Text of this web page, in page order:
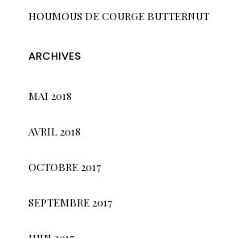
HOUMOUS DE COURGE BUTTERNUT
ARCHIVES
MAI 2018
AVRIL 2018
OCTOBRE 2017
SEPTEMBRE 2017